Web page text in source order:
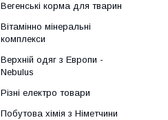
Вегенські корма для тварин
Вітамінно мінеральні
комплекси
Верхній одяг з Европи -
Nebulus
Різні електро товари
Побутова хімія з Німетчини